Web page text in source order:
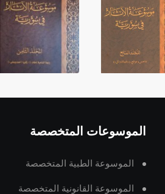
الموسوعات المتخصصة
الموسوعة الطبية المتخصصة
الموسوعة القانونية المتخصصة